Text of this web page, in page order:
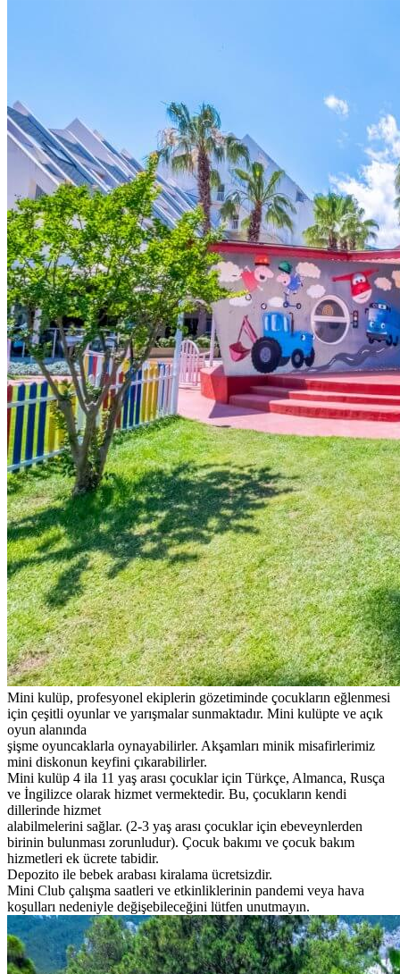
Mini kulüp, profesyonel ekiplerin gözetiminde çocukların eğlenmesi
için çeşitli oyunlar ve yarışmalar sunmaktadır. Mini kulüpte ve açık
oyun alanında
şişme oyuncaklarla oynayabilirler. Akşamları minik misafirlerimiz
mini diskonun keyfini çıkarabilirler.
Mini kulüp 4 ila 11 yaş arası çocuklar için Türkçe, Almanca, Rusça
ve İngilizce olarak hizmet vermektedir. Bu, çocukların kendi
dillerinde hizmet
alabilmelerini sağlar. (2-3 yaş arası çocuklar için ebeveynlerden
birinin bulunması zorunludur). Çocuk bakımı ve çocuk bakım
hizmetleri ek ücrete tabidir.
Depozito ile bebek arabası kiralama ücretsizdir.
Mini Club çalışma saatleri ve etkinliklerinin pandemi veya hava
koşulları nedeniyle değişebileceğini lütfen unutmayın.